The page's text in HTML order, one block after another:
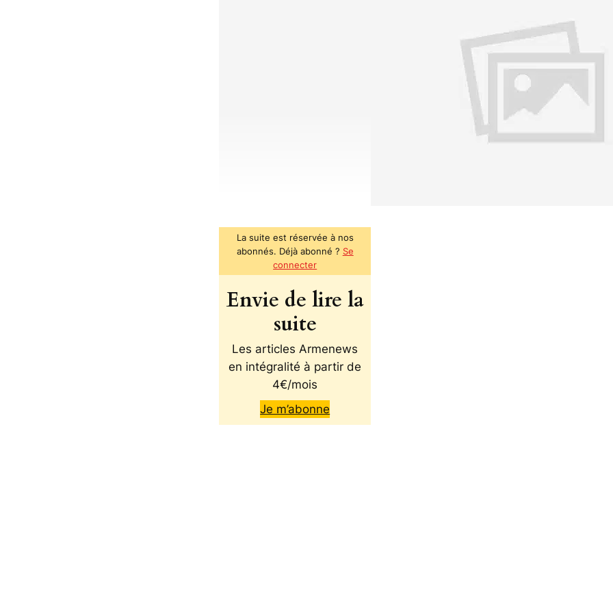
La suite est réservée à nos
abonnés. Déjà abonné ?Se
connecter
Envie de lire la
suite
Les articles Armenews
en intégralité à partir de
4€/mois
Je m’abonne